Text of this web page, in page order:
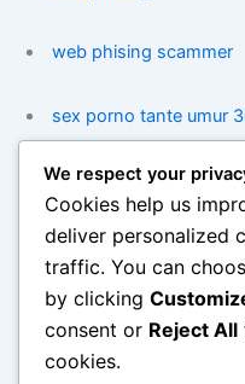
web phising scammer
sex porno tante umur
situs bokep siswa smp
tante jilat bijik kontol
memek merah cewek
cewek indo tetek merah
We respect your
Cookies help us
deliver personalized
traffic. You can
by clicking
consent or Reject All
cookies.